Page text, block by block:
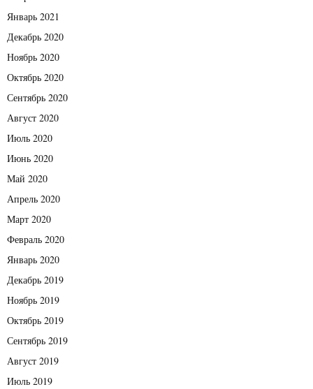
Январь 2021
Декабрь 2020
Ноябрь 2020
Октябрь 2020
Сентябрь 2020
Август 2020
Июль 2020
Июнь 2020
Май 2020
Апрель 2020
Март 2020
Февраль 2020
Январь 2020
Декабрь 2019
Ноябрь 2019
Октябрь 2019
Сентябрь 2019
Август 2019
Июль 2019